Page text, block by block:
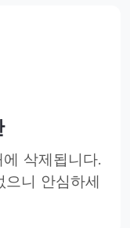
삭제됩니다.
니 안심하세